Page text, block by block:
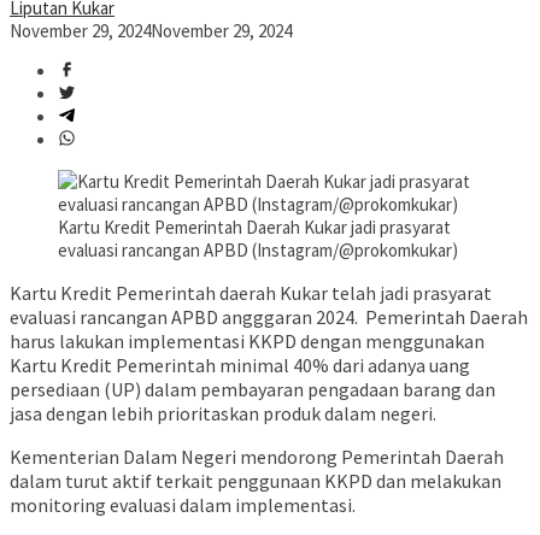
Liputan Kukar
November 29, 2024November 29, 2024
Kartu Kredit Pemerintah Daerah Kukar jadi prasyarat
evaluasi rancangan APBD (Instagram/@prokomkukar)
Kartu Kredit Pemerintah daerah Kukar telah jadi prasyarat
evaluasi rancangan APBD angggaran 2024. Pemerintah Daerah
harus lakukan implementasi KKPD dengan menggunakan
Kartu Kredit Pemerintah minimal 40% dari adanya uang
persediaan (UP) dalam pembayaran pengadaan barang dan
jasa dengan lebih prioritaskan produk dalam negeri.
Kementerian Dalam Negeri mendorong Pemerintah Daerah
dalam turut aktif terkait penggunaan KKPD dan melakukan
monitoring evaluasi dalam implementasi.